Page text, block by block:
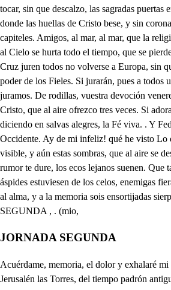
JORNADA SEGUNDA
Acuérdame, memoria, el dolor y exhalaré mi pena en mis suspiros. De Jerusalén las Torres, del tiempo padrón antiguo, de Arabes Lunas corona el Gran Soldan Saladino. (tiempo La esfera del aire, a un rompen, y pueblan gemidos de Cristianos, cuando pierden el gran Sepulcro de Cristo. Acuerdame,, Desde aquí, señor, oculto verla podrás. No hagas ruido, que aún juzgo, que a lo que veo, me estorba lo que respiro. Vuestra Majestad, señora; no solo su ánimo invicto desluce con su dolor, mas deja en él ofendido el respeto del Soldan, que atento, cortés, y fino, procura, ya que no puede olvidarlo, disuadirlo. Mal conviene lo afectado de lo cortés, y rendido, con haber amenazado mi vida, si vengativo el Ejército Cristiano prosiguiese en sus designios, asaltando a Nazaret. Ay Iimen! tú me has perdido con aquella industria. . Fue militar ardid preciso. Con suélate, Gran Señora, viendo que está Federico tu esposo sobre esa Plaza, y Ejército tan lúcico, dudo, caso, que no logre el todo de sus designios, en tu libertad, al menos, conseguirá algún partido. No es esa, Erminia, mi pena, que solamente me aflijo de estar hoy en Nazareth, donde profanada miro la Casa, en que le anunció a María el Paraninfo la Encarnación Misteriosa del Verbo Sacro Divino; y el mismo Sagrado Albergue; el umbral, y el techo mismo, donde lo más de su vida habitaron Madre, y Hijo; mas tu ignoras el misterio. Le ignoro, pero le admiro, con tal ternura, señora, que atenta a vuestros conflictos, mil veces yo maldiciendo mi valor, me he arrepentido de haberos traído ha ellos. Cómo en ocultos latidos, a Erminia, muda la sangre, da de su origen avisos, (mata, Vete Ismen, que aunque me a hablarla me detérmino. Enternecida, por eso gusté de oír repetido el estrago de la Gran Jerusalén, si examino, que la Música en los males, tan grandes, tan excesivos, solo divertirlos sabe, cuando acompaña a sentirlos, Solo queda de su estrago la memoria en el castigo; pues aún hoy de su cadáver, las rui nas son edificios. Deja el tiempo a la soberbia, en cada ruina un aviso; porque de tan grande estrago, aún el temor es indicio. Perdonadme, que yo llegue a estorbar, lo divertido de vuestras ansias, señora; que habiendo notado, y visto, que en fin es dolor el que os récrea compasivo, ya que no puedo evitarlo; me he resuelto a interrumpirlo. Guarde a vuestra Majestad el Cielo félices siglos: No sé si muestre al Soldan, que sus ansias he entendido: pero si a su atrevimiento es imposible el castigo, culpe que ignoro, y no llegue a presumir, que permito, que un enojo desarmado, añade a la ofensa brío; y en mí le pondrá el saberlo, en la senda de decirlo; no sea, pues, mi entendimiento cómplice en su desatino, que tiemblo yo a mi razón, y estoy cobarde conmigo: o como el ser Grandes, es fortuna aún en los delitos! Qué tiemble yo a una mujer! La Letana conmigo vaya, que en esto de espía lo peor es lo perdido; pues bien dice el nombre, cuanto es arriesgado el oficio, (llaneza No he visto mejor de entrarse dentro; oye amigo, salga fuera del jardín, piensa que es esto baldio? No vi jardín de Comedia; que hasta hoy haya tenido quien le guarde. . Vaya fuera, que está dentro de este sitio el Soldan. . Todos cabemos, El desenfado es muy lindo, vaya fuera, o por Mahoma. Sois un Morillo atrevido; con un hombre como yo os metéis? . Señor, suplico a vuestra, que se yo qué, que no sé lo que me digo; él sin duda tiene entrada, pues responde tan altivo. En los Palacios no hay cosa como ser introducido: vive Dios, que este ha pensado que soy algo. Preveniros quisiera. . Callad. Qué es eso? Mal hayan, amen, mis gritos, que está aquí el Soldan, hoy muero, hay mi pesquezo querido, que de inflamación de esparto, te amenaza un garrotillo; yo no escurro el lazo, y tú tendrás lazo escurridizo. Isbella? . Señora, él es. Ya las dos me han conocido. Calla. . Señor, este Moro, hasta tu presencia quiso entrar, advértile yo; y él. . Mira, que a tu servicio importa, señor, este hombre, que es espía, que yo envío a los Cristianos, y viene a decir lo que ha entendido; disímula por la Reina, que luego hablará conmigo: llégate Adalat, no temas. Erminia al Soldan le ha dicho lo que piensa que soy yo, pues con ella, que soy, finjo de cuatro costados Moro; un poco de él me retiro, porque no sé si a este Perro olerá bien el tocino. De qué te turbas? . Señor, tengo el valor quebradizo, y es tu semblante de hierro, para un ánimo de vidrio. Quien para lo que a fingir, voy me prestará aquel brío, con que miente en su linaje cualquier Hidalgo postizo? De un balcón de vuestro cuarto cayó, señora, este libro de memoria, álcele yo, y mirándole tan rico, conocí luego en la zapa, en su verde pergamino, claveteadas vuestras Armas, dibujo bien exquisito, sin más color, que tachuelas, ni más pincel, que el martillo, conocí ser vuestro; y como advierto, que siempre han sido los secretos de los Reyes, sagrados en el retiro; y que aún es muy peligrosa habilidad, discurrirlos, dije, qué será entenderlos; pues cualquiera que ha sabido sus misterios, trae la vida pendiente de un frágil hilo, que no gustan de temer a nadie, los que temidos deben ser; y si tal vez se declaran, ellos mismos gustan de romper el saco, donde los han escondido; mucho sabe el miedo, pues político moralizó yo con él; pero tal vez alimenta mi capricho, de hojas de libros morales, los gusanos del oído: porque en otras manos no diese: perdonad, si irrito vuestro enojo, que tal vez, fue lo obsequioso atrevido, me resolvia entrar, a donde pudiese restituiros de mi mano vuestra alhaja: tomad, señora, que fío, que de vuestro gusto tenga algún secreto escondido. No es despejado el Soldado? Cortesano es, y ladino. Bien claro se deja ver, que él esta industria ha elegido para hablarme, y la vitela ocultará algún aviso. Alzad, que este libro fue alhaja del gusto mío; y algún día querrá Dios, que yo os premie este servicio. Y en tanto, Adalar, pueda substituir este anillo el hallazgo, que no es bien, que quede, donde yo asisto, deudora su Majestad. Pues tú sola, Isbelia, has sido, la que para que me sirva, de todas mis Damas vino, guárdale, y mira si trae algo en la vítela escrito, y avísame. . Así lo haré. Este si que es artificio, pues él paga mi embajada. Qué es eso que se ha caído? Ay desdichado de mí! nada, señor, San Longinos, no